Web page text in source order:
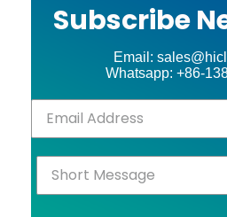
Subscribe
Email:
Whatsapp: +86-